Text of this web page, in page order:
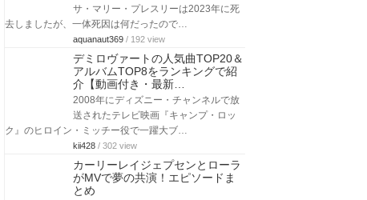
サ・マリー・プレスリーは2023年に死
去しましたが、一体死因は何だったので…
aquanaut369 / 192 view
デミロヴァートの人気曲TOP20＆
アルバムTOP8をランキングで紹
介【動画付き・最新…
2008年にディズニー・チャンネルで放
送されたテレビ映画『キャンプ・ロッ
ク』のヒロイン・ミッチー役で一躍大ブ…
kii428 / 302 view
カーリーレイジェプセンとローラ
がMVで夢の共演！エピソードま
とめ